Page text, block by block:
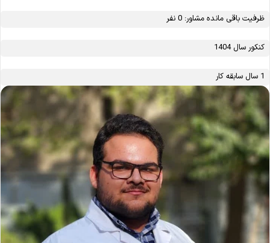
ظرفیت باقی مانده مشاور: 0 نفر
کنکور سال 1404